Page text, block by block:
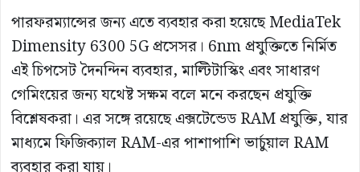
পারফরম্যান্সের জন্য এতে ব্যবহার করা হয়েছে MediaTek
Dimensity 6300 5G প্রসেসর। 6nm প্রযুক্তিতে নির্মিত
এই চিপসেট দৈনন্দিন ব্যবহার, মাল্টিটাস্কিং এবং সাধারণ
গেমিংয়ের জন্য যথেষ্ট সক্ষম বলে মনে করছেন প্রযুক্তি
বিশ্লেষকরা। এর সঙ্গে রয়েছে এক্সটেন্ডেড RAM প্রযুক্তি, যার
মাধ্যমে ফিজিক্যাল RAM-এর পাশাপাশি ভার্চুয়াল RAM